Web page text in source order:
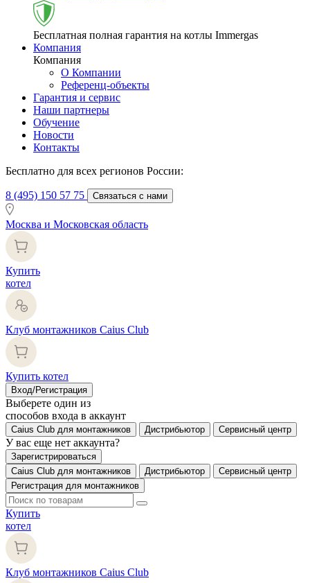
Бесплатная полная гарантия на котлы Immergas
Компания
Компания
О Компании
Референц-объекты
Гарантия и сервис
Наши партнеры
Обучение
Новости
Контакты
Бесплатно для всех регионов России:
8 (495) 150 57 75 Связаться с нами
Москва и Московская область
Купить
котел
Клуб монтажников Caius Club
Купить котел
Вход/Регистрация
Выберете один из
способов входа в аккаунт
Caius Club для монтажников Дистрибьютор Сервисный центр
У вас еще нет аккаунта?
Зарегистрироваться
Caius Club для монтажников
Дистрибьютор
Сервисный центр
Регистрация для монтажников
Купить
котел
Клуб монтажников Caius Club